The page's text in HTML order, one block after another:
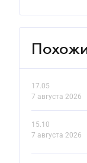
17.05
7 августа 2026
15.10
7 августа 2026